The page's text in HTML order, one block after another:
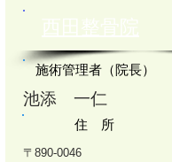
西田整骨院
施術管理者（院長）
池添 一仁
住 所
〒890-0046